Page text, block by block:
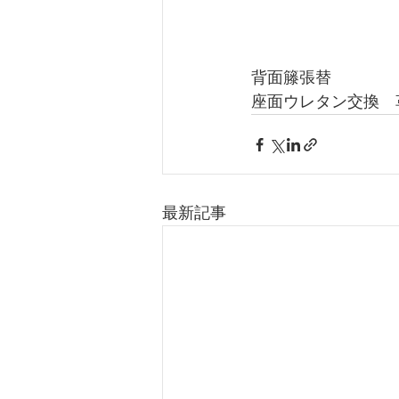
背面籐張替
座面ウレタン交換
最新記事